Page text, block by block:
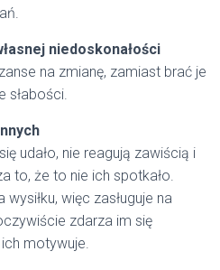
niedoskonałości
na zmianę, zamiast brać je
słabości.
udało, nie reagują zawiścią i
to, że to nie ich spotkało.
więc zasługuje na
zdarza im się
motywuje.